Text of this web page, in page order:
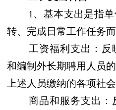
1、 基本支出是指
转、完成日常工作任务
工资福利支出：反
和编制外长期聘用人员
上述人员缴纳的各项社
商品和服务支出：